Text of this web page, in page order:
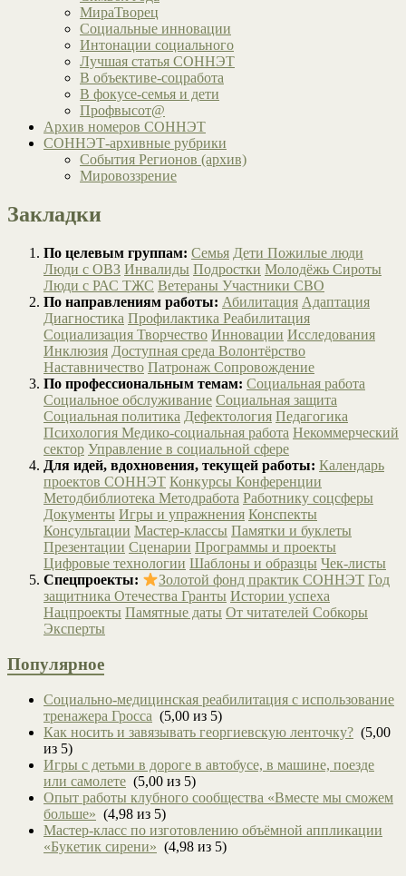
МираТворец
Социальные инновации
Интонации социального
Лучшая статья СОННЭТ
В объективе-соцработа
В фокусе-семья и дети
Профвысот@
Архив номеров СОННЭТ
СОННЭТ-архивные рубрики
События Регионов (архив)
Мировоззрение
Закладки
По целевым группам: Семья Дети Пожилые люди
Люди с ОВЗ Инвалиды Подростки Молодёжь Сироты
Люди с РАС ТЖС Ветераны Участники СВО
По направлениям работы: Абилитация Адаптация
Диагностика Профилактика Реабилитация
Социализация Творчество Инновации Исследования
Инклюзия Доступная среда Волонтёрство
Наставничество Патронаж Сопровождение
По профессиональным темам: Социальная работа
Социальное обслуживание Социальная защита
Социальная политика Дефектология Педагогика
Психология Медико-социальная работа Некоммерческий
сектор Управление в социальной сфере
Для идей, вдохновения, текущей работы: Календарь
проектов СОННЭТ Конкурсы Конференции
Методбиблиотека Методработа Работнику соцсферы
Документы Игры и упражнения Конспекты
Консультации Мастер-классы Памятки и буклеты
Презентации Сценарии Программы и проекты
Цифровые технологии Шаблоны и образцы Чек-листы
Спецпроекты:
Золотой фонд практик СОННЭТ Год
защитника Отечества Гранты Истории успеха
Нацпроекты Памятные даты От читателей Собкоры
Эксперты
Популярное
Социально-медицинская реабилитация с использование
тренажера Гросса (5,00 из 5)
Как носить и завязывать георгиевскую ленточку? (5,00
из 5)
Игры с детьми в дороге в автобусе, в машине, поезде
или самолете (5,00 из 5)
Опыт работы клубного сообщества «Вместе мы сможем
больше» (4,98 из 5)
Мастер-класс по изготовлению объёмной аппликации
«Букетик сирени» (4,98 из 5)